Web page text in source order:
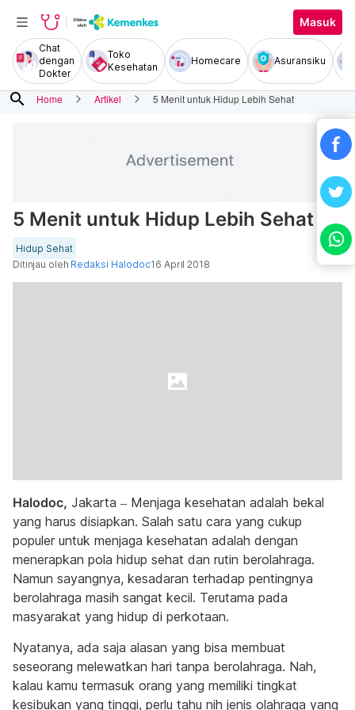
Masuk
Chat
dengan
Dokter
Toko
Kesehatan
Homecare Asuransiku
search Home Artikel 5 Menit untuk Hidup Lebih Sehat
5 Menit untuk Hidup Lebih Sehat
Hidup Sehat
Ditinjau oleh Redaksi Halodoc16 April 2018
Halodoc, Jakarta – Menjaga kesehatan adalah bekal
yang harus disiapkan. Salah satu cara yang cukup
populer untuk menjaga kesehatan adalah dengan
menerapkan pola hidup sehat dan rutin berolahraga.
Namun sayangnya, kesadaran terhadap pentingnya
berolahraga masih sangat kecil. Terutama pada
masyarakat yang hidup di perkotaan.
Nyatanya, ada saja alasan yang bisa membuat
seseorang melewatkan hari tanpa berolahraga. Nah,
kalau kamu termasuk orang yang memiliki tingkat
kesibukan yang tinggi, perlu tahu nih jenis olahraga yang